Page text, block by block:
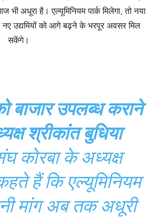
भी अधूरा है। एल्यूमिनियम पार्क मिलेगा, तो नया
नए उद्यमियों को आगे बढ़ने के भरपूर अवसर मिल
सकेंगे।
बाजार उपलब्ध कराने
श्रीकांत बुधिया
कोरबा के अध्यक्ष
हैं कि एल्यूमिनियम
मांग अब तक अधूरी